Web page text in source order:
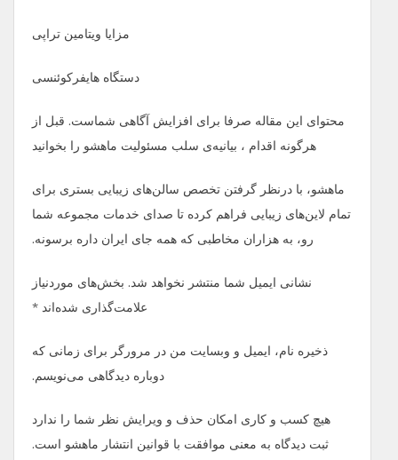
مزایا ویتامین تراپی
دستگاه هایفرکوئنسی
محتوای این مقاله صرفا برای افزایش آگاهی شماست. قبل از
هرگونه اقدام ، بیانیه‌ی سلب مسئولیت ماهشو را بخوانید
ماهشو، با درنظر گرفتن تخصص سالن‌های زیبایی بستری برای
تمام لاین‌های زیبایی فراهم کرده تا صدای خدمات مجموعه شما
رو، به هزاران مخاطبی که همه جای ایران داره برسونه.
نشانی ایمیل شما منتشر نخواهد شد. بخش‌های موردنیاز
علامت‌گذاری شده‌اند *
ذخیره نام، ایمیل و وبسایت من در مرورگر برای زمانی که
دوباره دیدگاهی می‌نویسم.
هیچ کسب و کاری امکان حذف و ویرایش نظر شما را ندارد
ثبت دیدگاه به معنی موافقت با قوانین انتشار ماهشو است.